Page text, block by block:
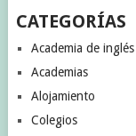
CATEGORÍAS
Academia de inglés
Academias
Alojamiento
Colegios